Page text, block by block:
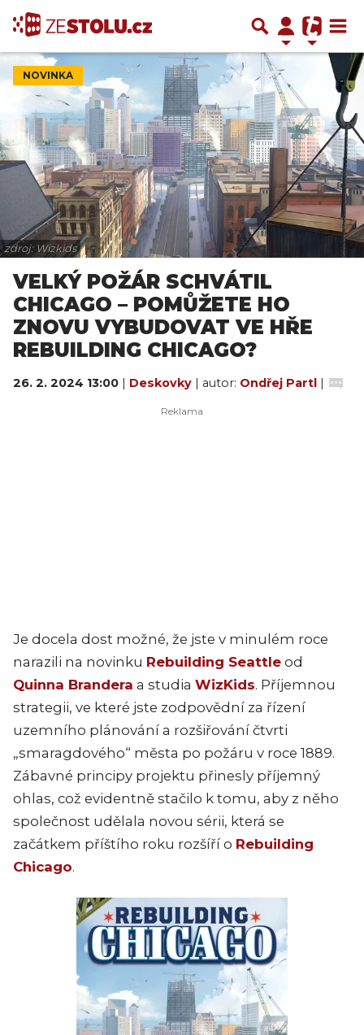
NOVINKA
zdroj: Wizkids
VELKÝ POŽÁR SCHVÁTIL
CHICAGO – POMŮŽETE HO
ZNOVU VYBUDOVAT VE HŘE
REBUILDING CHICAGO?
26. 2. 2024 13:00 | Deskovky | autor: Ondřej Partl |
Je docela dost možné, že jste v minulém roce
narazili na novinku Rebuilding Seattle od
Quinna Brandera a studia WizKids. Příjemnou
strategii, ve které jste zodpovědní za řízení
uzemního plánování a rozšiřování čtvrti
„smaragdového“ města po požáru v roce 1889.
Zábavné principy projektu přinesly příjemný
ohlas, což evidentně stačilo k tomu, aby z něho
společnost udělala novou sérii, která se
začátkem příštího roku rozšíří o Rebuilding
Chicago.